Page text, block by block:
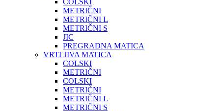
COLSKI
METRIČNI
METRIČNI L
METRIČNI S
JIC
PREGRADNA MATICA
VRTLJIVA MATICA
COLSKI
METRIČNI
COLSKI
METRIČNI
METRIČNI L
METRIČNI S